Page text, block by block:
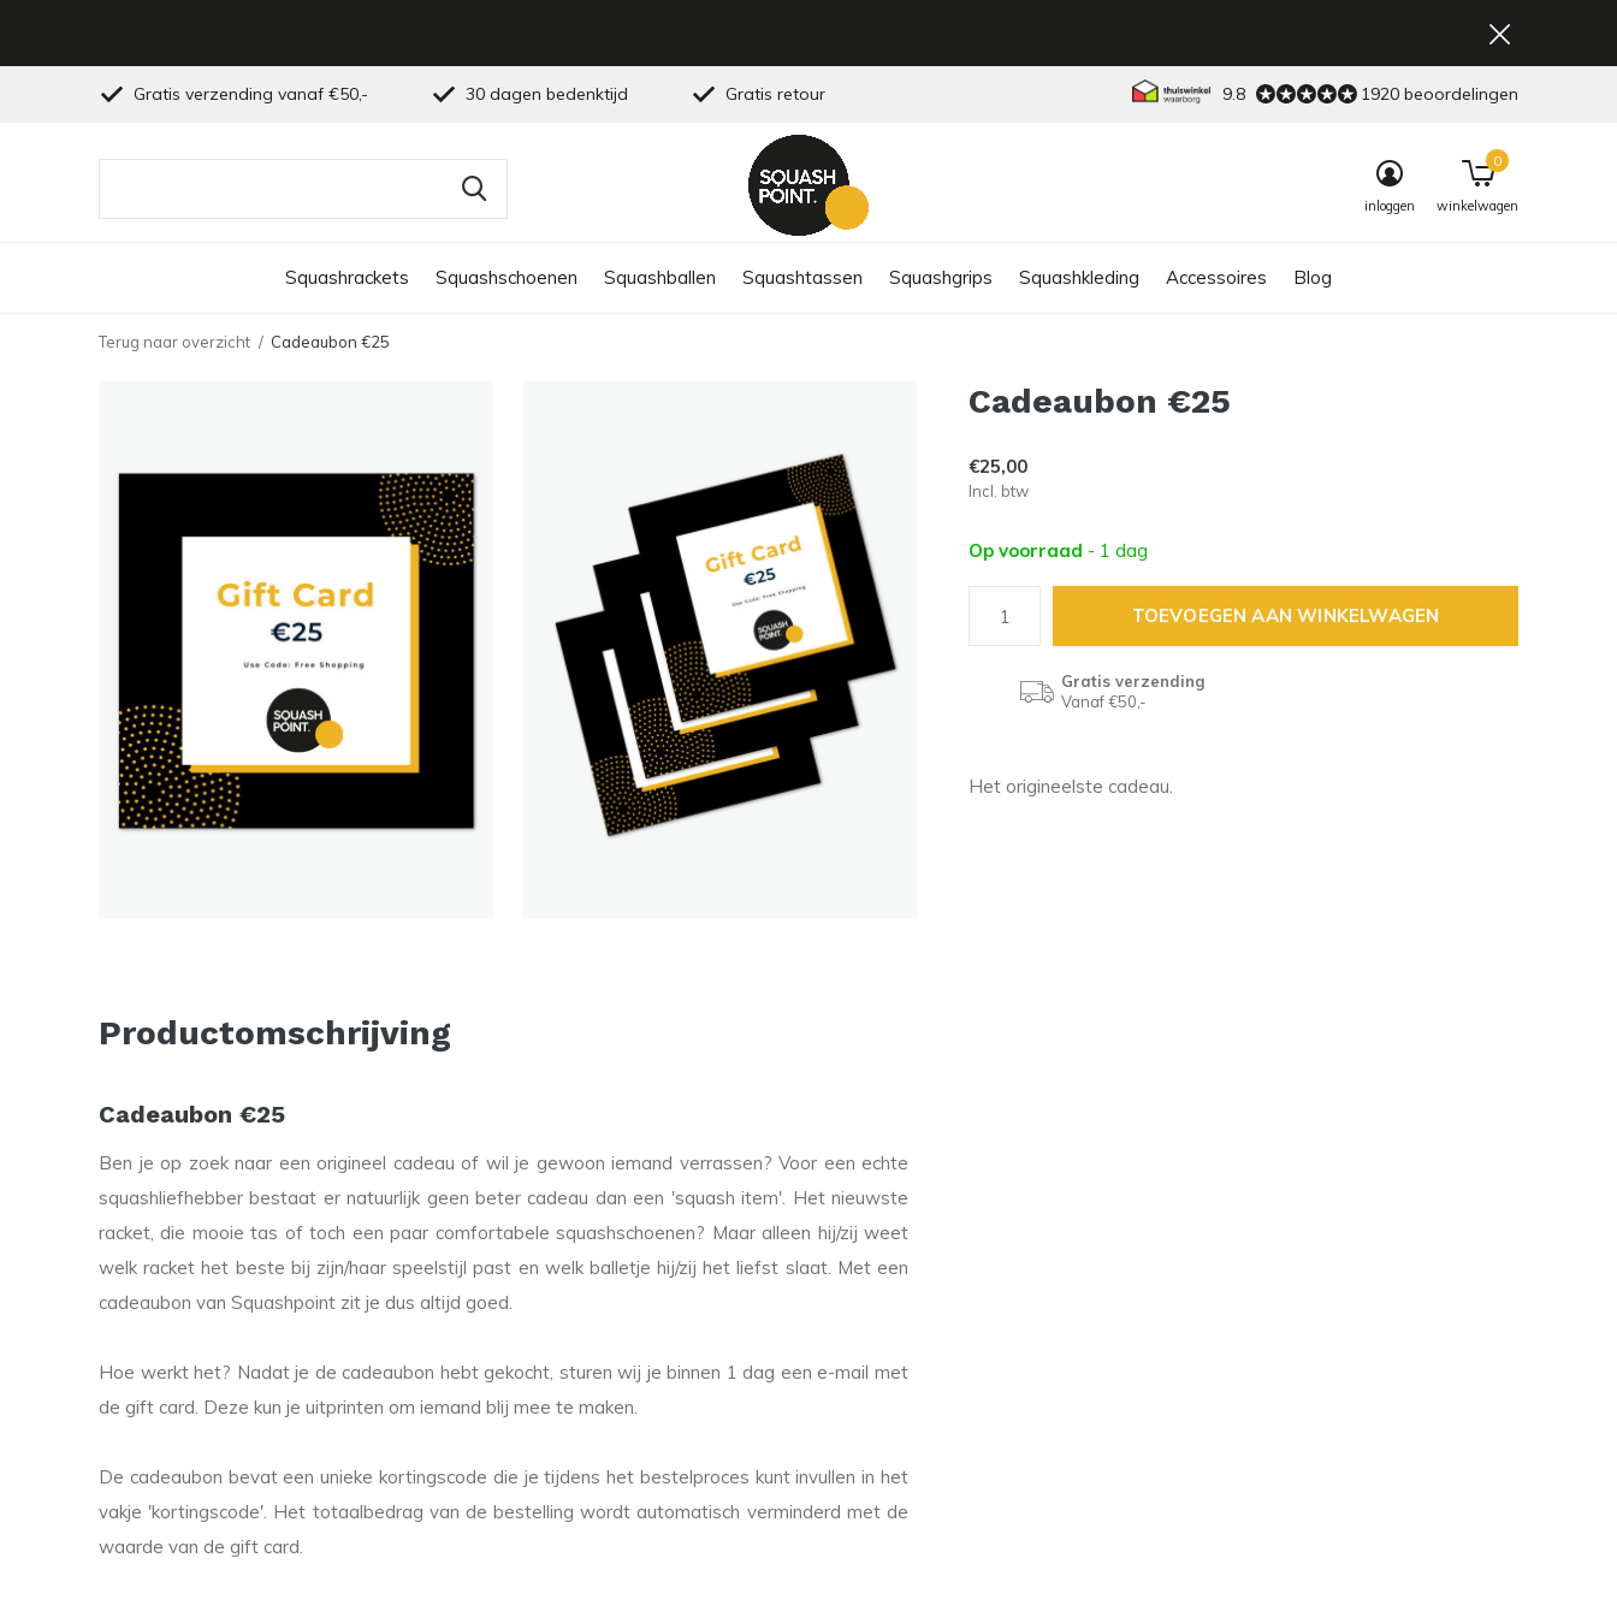
Squashrackets Squashschoenen Squashballen Squashtassen Squashgrips Squashkleding Accessoires Blog
inloggen winkelwagen
0
Gratis verzending vanaf €50,- 30 dagen bedenktijd Gratis retour 9.8 1920 beoordelingen
Terug naar overzicht Cadeaubon €25
Cadeaubon €25
€25,00
Incl. btw
Op voorraad - 1 dag
TOEVOEGEN AAN WINKELWAGEN
Gratis verzending
Vanaf €50,-
Het origineelste cadeau.
Productomschrijving
Cadeaubon €25
Ben je op zoek naar een origineel cadeau of wil je gewoon iemand verrassen? Voor een echte
squashliefhebber bestaat er natuurlijk geen beter cadeau dan een 'squash item'. Het nieuwste
racket, die mooie tas of toch een paar comfortabele squashschoenen? Maar alleen hij/zij weet
welk racket het beste bij zijn/haar speelstijl past en welk balletje hij/zij het liefst slaat. Met een
cadeaubon van Squashpoint zit je dus altijd goed.
Hoe werkt het? Nadat je de cadeaubon hebt gekocht, sturen wij je binnen 1 dag een e-mail met
de gift card. Deze kun je uitprinten om iemand blij mee te maken.
De cadeaubon bevat een unieke kortingscode die je tijdens het bestelproces kunt invullen in het
vakje 'kortingscode'. Het totaalbedrag van de bestelling wordt automatisch verminderd met de
waarde van de gift card.